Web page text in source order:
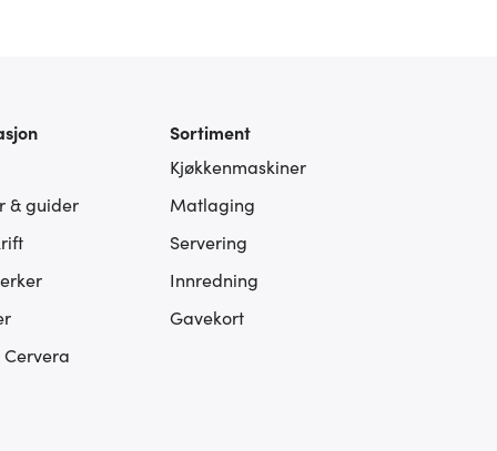
& guider
Cervera
Sortiment
Kjøkkenmaskiner
Matlaging
Servering
Innredning
Gavekort